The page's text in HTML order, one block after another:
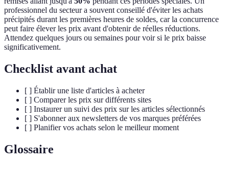
professionnel du secteur a souvent conseillé d'éviter les achats
précipités durant les premières heures de soldes, car la concurrence
peut faire élever les prix avant d'obtenir de réelles réductions.
Attendez quelques jours ou semaines pour voir si le prix baisse
significativement.
Checklist avant achat
[ ] Établir une liste d'articles à acheter
[ ] Comparer les prix sur différents sites
[ ] Instaurer un suivi des prix sur les articles sélectionnés
[ ] S'abonner aux newsletters de vos marques préférées
[ ] Planifier vos achats selon le meilleur moment
Glossaire